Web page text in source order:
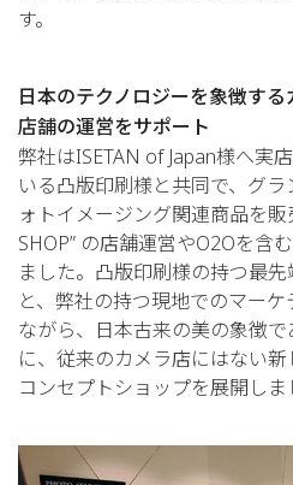
す。
日本のテクノロジーを象徴す
店舗の運営をサポート
弊社はISETAN of Japan様へ実
いる凸版印刷様と共同で、グ
ォトイメージング関連商品を販
SHOP” の店舗運営やO2Oを含
ました。凸版印刷様の持つ最
と、弊社の持つ現地でのマー
ながら、日本古来の美の象徴
に、従来のカメラ店にはない
コンセプトショップを展開しま